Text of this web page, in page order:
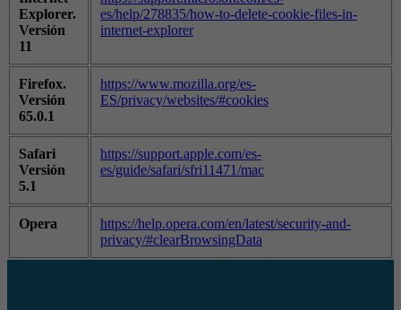
Explorer.
Versión
11
es/help/278835/how-to-delete-cookie-files-in-
internet-explorer
Firefox.
Versión
65.0.1
https://www.mozilla.org/es-
ES/privacy/websites/#cookies
Safari
Versión
5.1
https://support.apple.com/es-
es/guide/safari/sfri11471/mac
Opera
https://help.opera.com/en/latest/security-and-
privacy/#clearBrowsingData